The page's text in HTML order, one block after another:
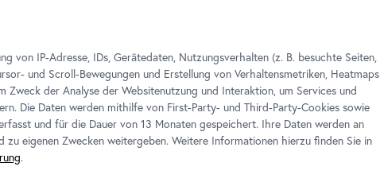
von IP-Adresse, IDs, Gerätedaten, Nutzungsverhalten (z. B. besuchte Seiten,
und Scroll-Bewegungen und Erstellung von Verhaltensmetriken, Heatmaps
Zweck der Analyse der Websitenutzung und Interaktion, um Services und
Die Daten werden mithilfe von First-Party- und Third-Party-Cookies sowie
und für die Dauer von 13 Monaten gespeichert. Ihre Daten werden an
eigenen Zwecken weitergeben. Weitere Informationen hierzu finden Sie in
.